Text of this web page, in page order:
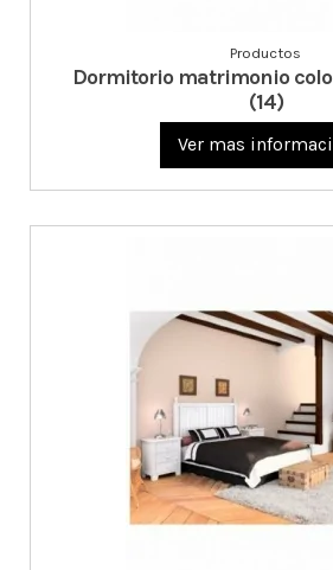
Productos
Dormitorio matrimonio
(14)
Ver mas